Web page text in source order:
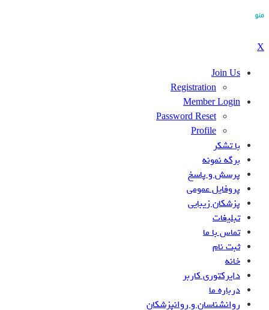
منو
X
Join Us
Registration
Member Login
Password Reset
Profile
با تشکر
برگه نمونه
پرسش و پاسخ
پروفایل عمومی
پزشکان زیبایی
تبلیغات
تماس با ما
ثبت نام
خانه
دایرکتوری کاربر
درباره ما
روانشناسان و روانپزشکان